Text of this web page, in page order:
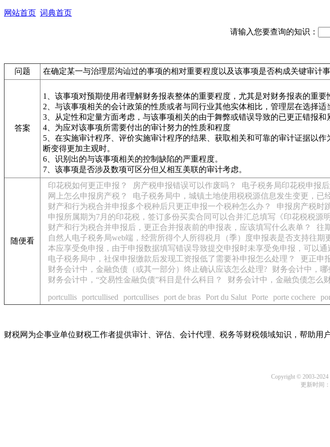
网站首页 词典首页
请输入您要查询的知识：
问题 在确定某一与治理层沟讪过的事项的相对重要程度以及该事项是否构成关键审计
答案
1、该事项对预期使用者理解财务报表整体的重要程度，尤其是对财务报表的重要
2、与该事项相关的会计政策的性质或者与同行业其他实体相比，管理层在选择适
3、从定性和定量方面考虑，与该事项相关的由于舞弊或错误导致的已更正错报和
4、为应对该事项所需要付出的审计努力的性质和程度
5、在实施审计程序、评价实施审计程序的结果、获取相关和可靠的审计证据以
断变得更加主观时。
6、识别出的与该事项相关的控制缺陷的严重程度。
7、该事项是否涉及数项可区分但乂相互美联的审计考虑。
随便看
印花税如何更正申报？ 房产税申报错误可以作废吗？ 电子税务局印花税申报
网上怎么申报房产税？
电子税务局中，城镇土地使用税税源信息发生变更，已
财产和行为税合并申报多个税种后只更正申报一个税种怎么办？
申报房产税时
申报所属期为7月的印花税，签订多份买卖合同可以合并汇总填写《印花税税源
财产和行为税合并申报后，更正合并报表前的申报表，应该填写什么表单？
往
自然人电子税务局web端，经营所得个人所得税月（季）度申报表是否支持往期
本应享受免申报，由于申报数据填写错误导致提交申报时未享受免申报，可以通
电子税务局中，社保申报缴款后发现工资报低了需要补申报怎么处理？
更正申
财务会计中，金融负债（或其一部分）终止确认应该怎么处理?
财务会计中，
财务会计中，“交易性金融负债”科目是什么科目？
财务会计中，金融负债怎么
portcullis portcullised portcullises port de bras Port du Salut Porte porte cochere
财税网为企事业单位财税工作者提供审计、评估、会计代理、税务等财税领域知识，帮助用
Copyright © 2003-2024
更新时间